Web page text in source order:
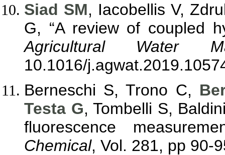
Siad SM, Iacobellis V,
G, “A review of coupled
Agricultural Water
10.1016/
Berneschi S, Trono C,
Testa G, Tombelli S,
fluorescence
Chemical, Vol. 281, pp 90-